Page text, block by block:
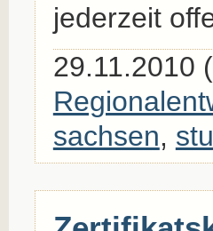
jederzeit
29.11.2010
sachsen,